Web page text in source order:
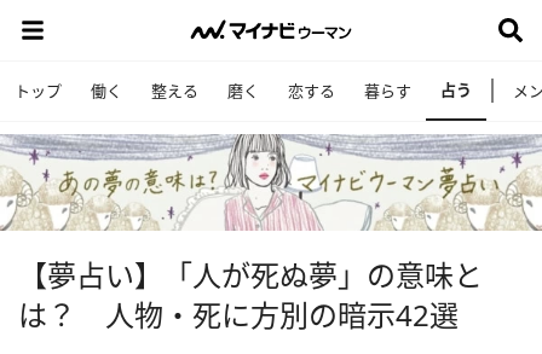
トップ 働く 整える 磨く 恋する 暮らす 占う メ
【夢占い】「人が死ぬ夢」の意味と
は？ 人物・死に方別の暗示42選